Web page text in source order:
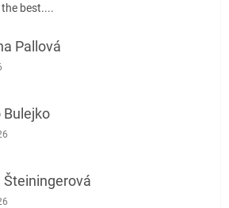
best....
Pallová
obchodu je 5 z 5 hviezdičiek.
Bulejko
obchodu je 5 z 5 hviezdičiek.
Šteiningerová
obchodu je 5 z 5 hviezdičiek.